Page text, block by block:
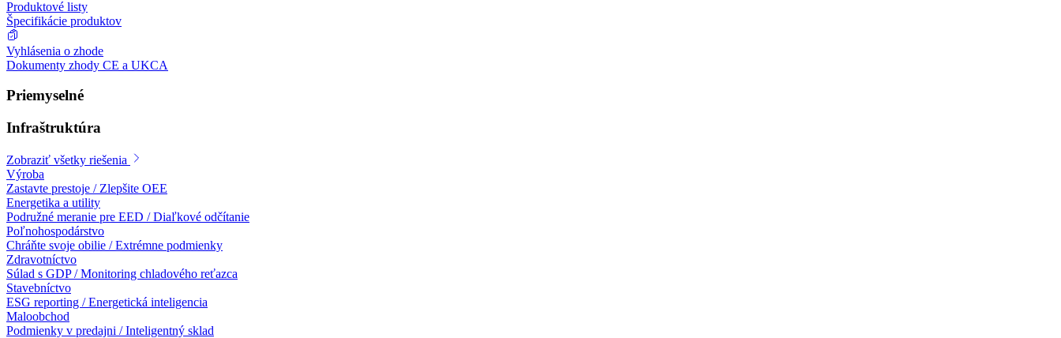
Produktové listy
Špecifikácie produktov
Vyhlásenia o zhode
Dokumenty zhody CE a UKCA
Priemyselné
Infraštruktúra
Zobraziť všetky riešenia
Výroba
Zastavte prestoje / Zlepšite OEE
Energetika a utility
Podružné meranie pre EED / Diaľkové odčítanie
Poľnohospodárstvo
Chráňte svoje obilie / Extrémne podmienky
Zdravotníctvo
Súlad s GDP / Monitoring chladového reťazca
Stavebníctvo
ESG reporting / Energetická inteligencia
Maloobchod
Podmienky v predajni / Inteligentný sklad